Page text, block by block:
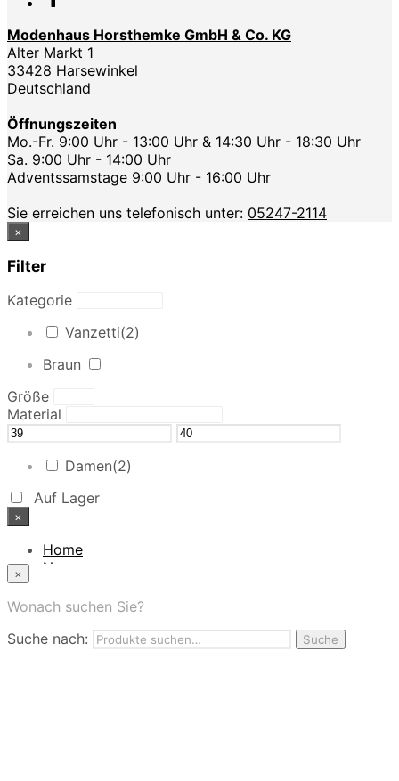
Modenhaus Horsthemke GmbH & Co. KG
Alter Markt 1
33428 Harsewinkel
Deutschland
Öffnungszeiten
Mo.-Fr. 9:00 Uhr - 13:00 Uhr & 14:30 Uhr - 18:30 Uhr
Sa. 9:00 Uhr - 14:00 Uhr
Adventssamstage 9:00 Uhr - 16:00 Uhr
Sie erreichen uns telefonisch unter: 05247-2114
×
Filter
Kategorie
Vanzetti(2)
Braun
Größe
Material
Damen(2)
Auf Lager
×
Home
News
App
Nutzungbedingungen
×
Wonach suchen Sie?
Suche nach:
Suche